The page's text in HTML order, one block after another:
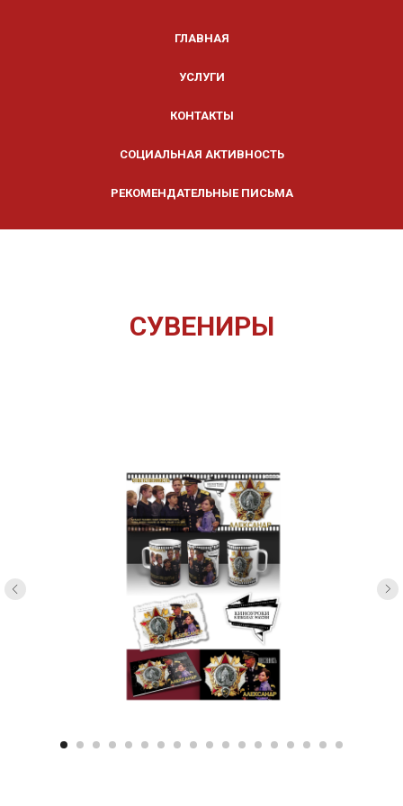
ГЛАВНАЯ
УСЛУГИ
КОНТАКТЫ
СОЦИАЛЬНАЯ АКТИВНОСТЬ
РЕКОМЕНДАТЕЛЬНЫЕ ПИСЬМА
СУВЕНИРЫ